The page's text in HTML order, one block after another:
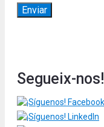
Segueix-nos!